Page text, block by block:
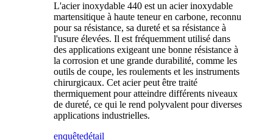
L'acier inoxydable 440 est un acier inoxydable
martensitique à haute teneur en carbone, reconnu
pour sa résistance, sa dureté et sa résistance à
l'usure élevées. Il est fréquemment utilisé dans
des applications exigeant une bonne résistance à
la corrosion et une grande durabilité, comme les
outils de coupe, les roulements et les instruments
chirurgicaux. Cet acier peut être traité
thermiquement pour atteindre différents niveaux
de dureté, ce qui le rend polyvalent pour diverses
applications industrielles.
enquêtedétail